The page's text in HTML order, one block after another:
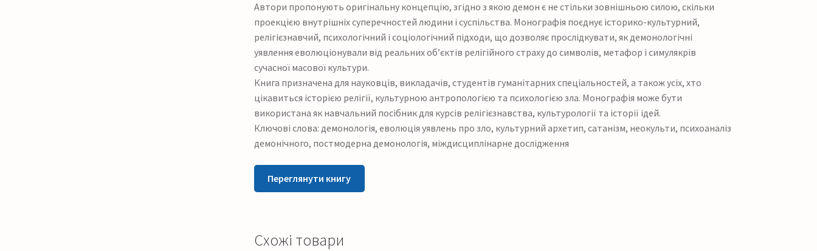
Автори пропонують оригінальну концепцію, згідно з якою демон є не стільки зовнішньою силою, скільки
проекцією внутрішніх суперечностей людини і суспільства. Монографія поєднує історико-культурний,
релігієзнавчий, психологічний і соціологічний підходи, що дозволяє прослідкувати, як демонологічні
уявлення еволюціонували від реальних об’єктів релігійного страху до символів, метафор і симулякрів
сучасної масової культури.
Книга призначена для науковців, викладачів, студентів гуманітарних спеціальностей, а також усіх, хто
цікавиться історією релігії, культурною антропологією та психологією зла. Монографія може бути
використана як навчальний посібник для курсів релігієзнавства, культурології та історії ідей.
Ключові слова: демонологія, еволюція уявлень про зло, культурний архетип, сатанізм, неокульти, психоаналіз
демонічного, постмодерна демонологія, міждисциплінарне дослідження
Переглянути книгу
Схожі товари